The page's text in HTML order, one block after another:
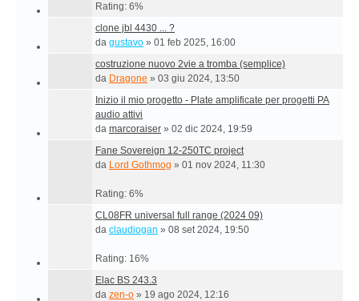
Rating: 6%
clone jbl 4430 ... ?
da gustavo » 01 feb 2025, 16:00
costruzione nuovo 2vie a tromba (semplice)
da Dragone » 03 giu 2024, 13:50
Inizio il mio progetto - Plate amplificate per progetti PA
audio attivi
da marcoraiser » 02 dic 2024, 19:59
Fane Sovereign 12-250TC project
da Lord Gothmog » 01 nov 2024, 11:30
Rating: 6%
CL08FR universal full range (2024 09)
da claudiogan » 08 set 2024, 19:50
Rating: 16%
Elac BS 243.3
da zen-o » 19 ago 2024, 12:16